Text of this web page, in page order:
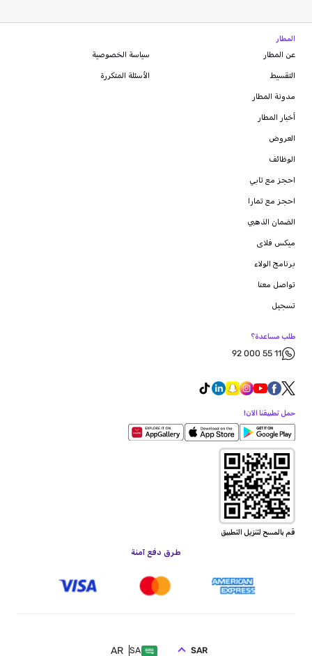
المطار
عن المطار
التقسيط
مدونة المطار
أخبار المطار
العروض
الوظائف
احجز مع تابي
احجز مع تمارا
الضمان الذهبي
ميكس فلاى
برنامج الولاء
سياسة الخصوصية
الأسئلة المتكررة
تواصل معنا
تسجيل
طلب مساعدة؟
92 000 55 11
حمل تطبيقنا الآن!
قم بالمسح لتنزيل التطبيق
طرق دفع آمنة
SA
AR SAR